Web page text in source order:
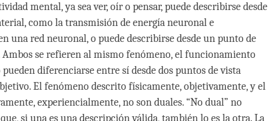
mental, ya sea ver, oír o pensar, puede describirse desde
como la transmisión de energía neuronal e
una red neuronal, o puede describirse desde un punto de
se refieren al mismo fenómeno, el funcionamiento
diferenciarse entre sí desde dos puntos de vista
El fenómeno descrito físicamente, objetivamente, y el
experiencialmente, no son duales. “No dual” no
si una es una descripción válida, también lo es la otra. La